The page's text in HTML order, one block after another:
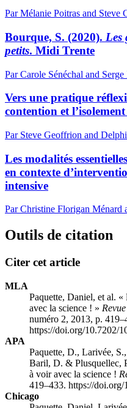
Par Mélanie Poitras and Steve
Bourque, S. (2020). Les
petits. Midi Trente
Par Carole Sénéchal and
Vers une pratique
contention et
Par Steve Geoffrion and
Les modalités
en contexte
intensive
Par Christine Florigan Ménard
Outils de citation
Citer cet article
MLA
Paquette, Daniel, et al. «
avec la science ! »
numéro 2, 2013, p.
https://doi.org/10.7202/
APA
Paquette, D., Larivée,
Baril, D. & Plusquellec,
à voir avec la science !
419–433. https://
Chicago